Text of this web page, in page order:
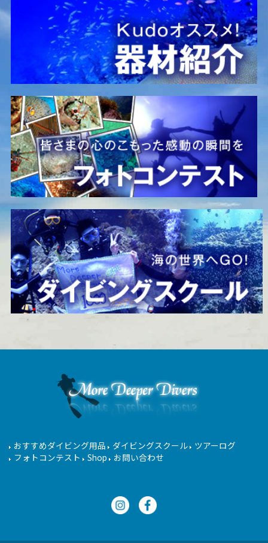
おすすめダイビング用品 ダイビングスクール ツアーログ
フォトコンテスト
Shop お問い合わせ